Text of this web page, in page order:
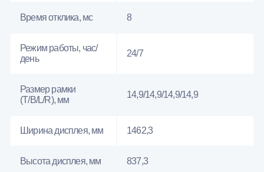
Время отклика, мс 8
Режим работы, час/
день
24/7
Размер рамки
(T/B/L/R), мм
14,9/14,9/14,9/14,9
Ширина дисплея, мм 1462,3
Высота дисплея, мм 837,3